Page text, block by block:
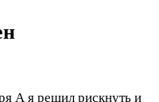
А я решил рискнуть и